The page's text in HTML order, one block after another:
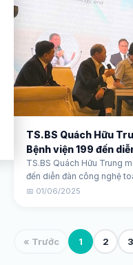
TS.BS Quách Hữu
Bệnh viện 199 đến
TS.BS Quách Hữu Trung
đến diễn đàn công nghệ
📅 01/06/2025
« Trước 1 2 3